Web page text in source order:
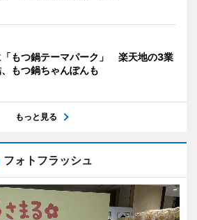
「もつ鍋テーマパーク」 楽天地の3業
もつ鍋ちゃんぽんも
もっと見る
フォトフラッシュ